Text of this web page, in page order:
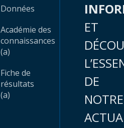
Données
Académie des
connaissances
(a)
Fiche de
résultats
(a)
ET
DE
NOTRE